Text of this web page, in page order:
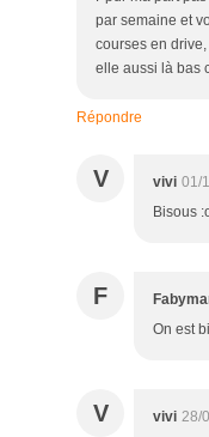
par semaine et
courses en
elle aussi là bas
Répondre
V vivi 01/
Bisous
F
On est
V vivi 28/